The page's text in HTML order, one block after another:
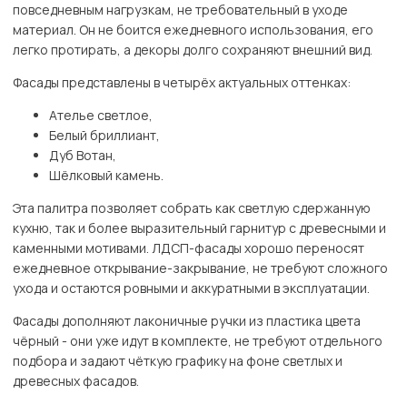
повседневным нагрузкам, не требовательный в уходе
материал. Он не боится ежедневного использования, его
легко протирать, а декоры долго сохраняют внешний вид.
Фасады представлены в четырёх актуальных оттенках:
Ателье светлое,
Белый бриллиант,
Дуб Вотан,
Шёлковый камень.
Эта палитра позволяет собрать как светлую сдержанную
кухню, так и более выразительный гарнитур с древесными и
каменными мотивами. ЛДСП-фасады хорошо переносят
ежедневное открывание-закрывание, не требуют сложного
ухода и остаются ровными и аккуратными в эксплуатации.
Фасады дополняют лаконичные ручки из пластика цвета
чёрный - они уже идут в комплекте, не требуют отдельного
подбора и задают чёткую графику на фоне светлых и
древесных фасадов.